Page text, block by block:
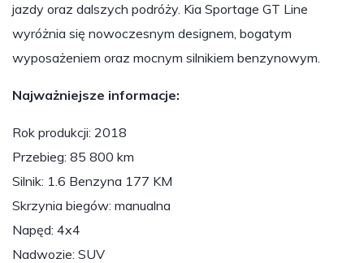
jazdy oraz dalszych podróży. Kia Sportage GT Line
wyróżnia się nowoczesnym designem, bogatym
wyposażeniem oraz mocnym silnikiem benzynowym.
Najważniejsze informacje:
Rok produkcji: 2018
Przebieg: 85 800 km
Silnik: 1.6 Benzyna 177 KM
Skrzynia biegów: manualna
Napęd: 4x4
Nadwozie: SUV